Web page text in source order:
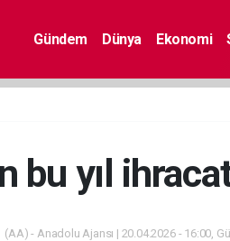
Gündem Dünya Ekonomi
bu yıl
(AA) - Anadolu Ajansı | 20.04.2026 - 16:00,